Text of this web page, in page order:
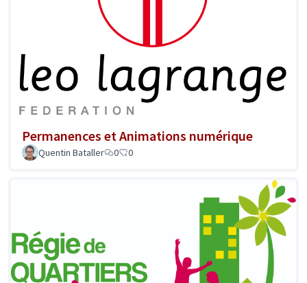
Permanences et Animations numérique
Quentin Bataller 0 0